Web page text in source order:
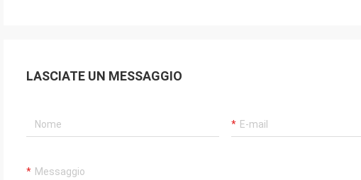
LASCIATE UN MESSAGGIO